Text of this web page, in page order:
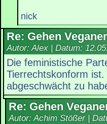
nick
Re: Gehen
Autor: Alex | Datum:
Die feministische
Tierrechtskonform
abgeschwächt zu
Re: Gehen
Autor: Achim Stößer |